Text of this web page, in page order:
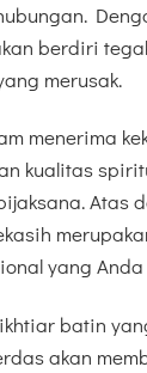
berdiri
merusak.
menerima
kualitas
Atas
yang
batin
akan